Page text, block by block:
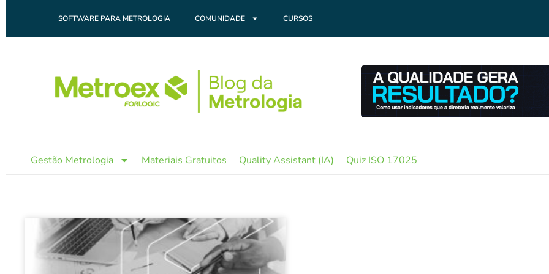
SOFTWARE PARA METROLOGIA COMUNIDADE CURSOS
Gestão Metrologia Materiais Gratuitos Quality Assistant (IA) Quiz ISO 17025